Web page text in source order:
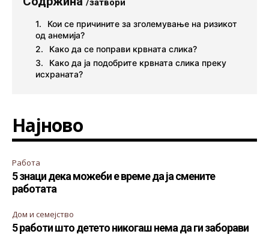
/затвори
Кои се причините за зголемување на ризикот
од анемија?
Како да се поправи крвната слика?
Како да ја подобрите крвната слика преку
исхраната?
Најново
Работа
5 знаци дека можеби е време да ја смените
работата
Дом и семејство
5 работи што детето никогаш нема да ги заборави